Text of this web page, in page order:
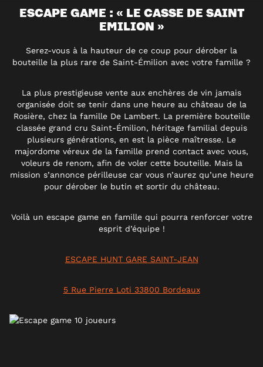
ESCAPE GAME : « LE CASSE DE SAINT
EMILION »
Serez-vous à la hauteur de ce coup pour dérober la
bouteille la plus rare de Saint-Émilion avec votre famille ?
La plus prestigieuse vente aux enchères de vin jamais
organisée doit se tenir dans une heure au château de la
Rosière, chez la famille De Lambert. La première bouteille
classée grand cru Saint-Émilion, héritage familial depuis
plusieurs générations, en est la pièce maîtresse. Le
majordome véreux de la famille prend contact avec vous,
voleurs de renom, afin de voler cette bouteille. Mais la
mission s’annonce périlleuse car vous n’aurez qu’une heure
pour dérober le butin et sortir du château.
Voilà un escape game en famille qui pourra renforcer votre
esprit d’équipe !
ESCAPE HUNT GARE SAINT-JEAN
5 Rue Pierre Loti 33800 Bordeaux